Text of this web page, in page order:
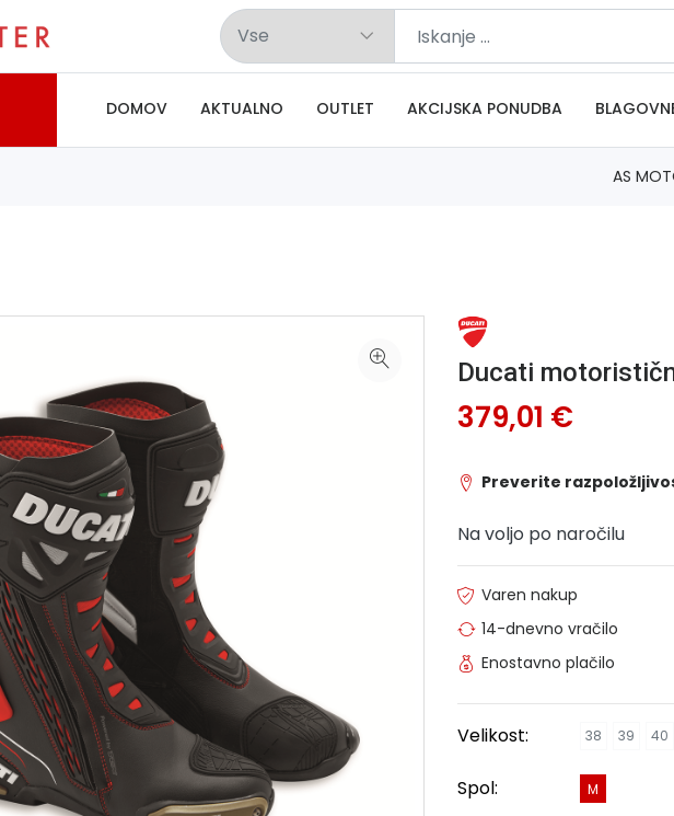
DOMOV AKTUALNO OUTLET AKCIJSKA PONUDBA
AS
Ducati
379,01 €
Preverite
Na voljo po naročilu
Varen nakup
14-dnevno vračilo
Enostavno plačilo
Velikost: 38 39 40
Spol: M